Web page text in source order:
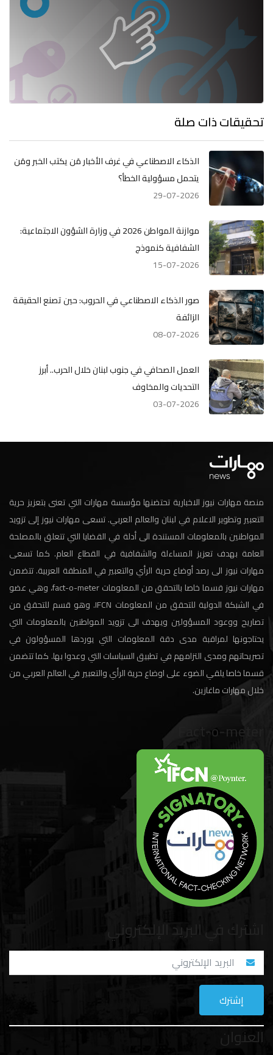
تحقيقات ذات صلة
الذكاء الاصطناعي في غرف الأخبار مَن يكتب الخبر ومَن
يتحمل مسؤولية الخطأ؟
29-07-2026
موازنة المواطن 2026 في وزارة الشؤون الاجتماعية:
الشفافية كنموذج
15-07-2026
صور الذكاء الاصطناعي في الحروب: حين تصنع الحقيقة
الزائفة
08-07-2026
العمل الصحافي في جنوب لبنان خلال الحرب.. أبرز
التحديات والمخاوف
03-07-2026
منصة مهارات نيوز الاخبارية تحتضنها مؤسسة مهارات التي تعنى بتعزيز حرية
التعبير وتطوير الاعلام في لبنان والعالم العربي. تسعى مهارات نيوز إلى تزويد
المواطنين بالمعلومات المستندة الى أدلة في القضايا التي تتعلق بالمصلحة
العامة بهدف تعزيز المساءلة والشفافية في القطاع العام. كما تسعى
مهارات نيوز الى رصد أوضاع حرية الرأي والتعبير في المنطقة العربية. تتضمن
مهارات نيوز قسما خاصا بالتحقق من المعلومات fact-o-meter، وهي عضو
في الشبكة الدولية للتحقق من المعلومات IFCN. وهو قسم للتحقق من
تصاريح ووعود المسؤولين ويهدف الى تزويد المواطنين بالمعلومات التي
يحتاجونها لمراقبة مدى دقة المعلومات التي يوردها المسؤولون في
تصريحاتهم ومدى التزامهم في تطبيق السياسات التي وعدوا بها. كما تتضمن
قسما خاصا يلقي الضوء على اوضاع حرية الرأي والتعبير في العالم العربي من
خلال مهارات ماغازين.
Fact-o-meter
اشترك في البريد الإلكتروني
العنوان